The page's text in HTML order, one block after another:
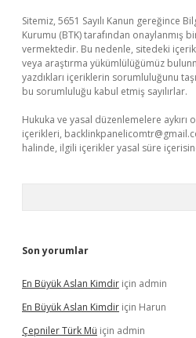
Sitemiz, 5651 Sayılı Kanun gereğince
Kurumu (BTK) tarafından onaylanmış
vermektedir. Bu nedenle, sitedeki
veya araştırma yükümlülüğümüz
yazdıkları içeriklerin sorumluluğunu
bu sorumluluğu kabul etmiş sayılırlar.
Hukuka ve yasal düzenlemelere
içerikleri,
halinde, ilgili içerikler yasal süre
Son yorumlar
En Büyük Aslan Kimdir için admin
En Büyük Aslan Kimdir için Harun
Çepniler Türk Mü için admin